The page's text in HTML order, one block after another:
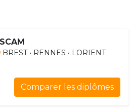
BREST • RENNES • LORIENT
Comparer les diplômes